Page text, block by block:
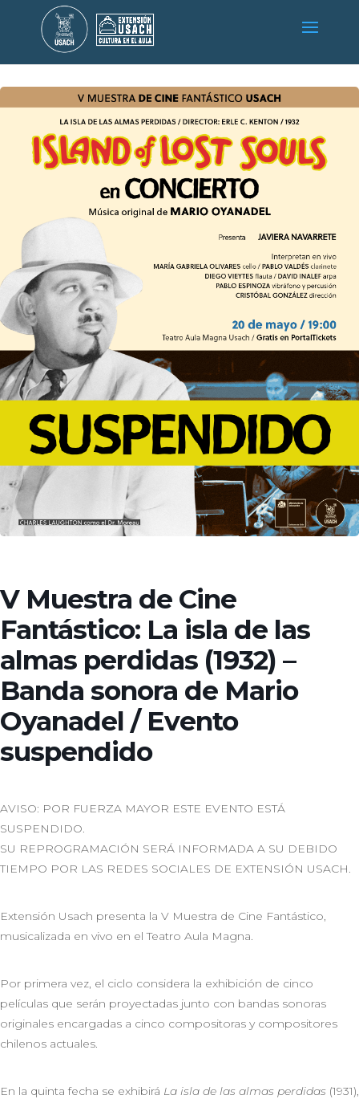
V Muestra de Cine
Fantástico: La isla de las
almas perdidas (1932) –
Banda sonora de Mario
Oyanadel / Evento
suspendido
AVISO: POR FUERZA MAYOR ESTE EVENTO ESTÁ
SUSPENDIDO.
SU REPROGRAMACIÓN SERÁ INFORMADA A SU DEBIDO
TIEMPO POR LAS REDES SOCIALES DE EXTENSIÓN USACH.
Extensión Usach presenta la V Muestra de Cine Fantástico,
musicalizada en vivo en el Teatro Aula Magna.
Por primera vez, el ciclo considera la exhibición de cinco
películas que serán proyectadas junto con bandas sonoras
originales encargadas a cinco compositoras y compositores
chilenos actuales.
En la quinta fecha se exhibirá La isla de las almas perdidas (1931),